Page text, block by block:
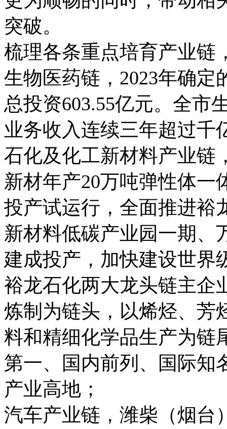
突破。
梳理各条重点培育产业
生物医药链，2023年确定
总投资603.55亿元。全市
业务收入连续三年超过千
石化及化工新材料产业链
新材年产20万吨弹性体一
投产试运行，全面推进裕
新材料低碳产业园一期、
建成投产，加快建设世界
裕龙石化两大龙头链主企
炼制为链头，以烯烃、芳
料和精细化学品生产为链
第一、国内前列、国际知
产业高地；
汽车产业链，潍柴（烟台